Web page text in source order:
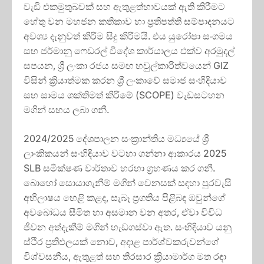
වැඩි එකමුතුබවක් සහ ඇතුළත්භාවයක් ඇති කිරීමට
හේතු වන මහජන කතිකාව හා ප්‍රතිපත්ති සම්පාදනයට
අවශ්‍ය දැනුවත් කිරීම සිදු කිරීමයි. එය යුරෝපා සංගමය
සහ ජර්මානු ෆෙඩරල් විදේශ කාර්යාලය එක්ව අරමුදල්
සපයන, ශ්‍රී ලංකා රජය සමඟ හවුල්කාරිත්වයෙන් GIZ
විසින් ක්‍රියාත්මක කරන ශ්‍රී ලංකාවේ සමාජ සංහිදියාව
සහ සාමය ශක්තිමත් කිරීමේ (SCOPE) වැඩසටහන
මගින් සහය ලබා ගනී.
2024/2025 දේශපාලන සංක්‍රාන්තිය මධ්‍යයේ ශ්‍රී
ලාංකිකයන් සංහිඳියාව වටහා ගන්නා ආකාරය 2025
SLB සමීක්ෂණ වාර්තාව හරහා ග්‍රහණය කර ගනී.
බොහෝ සොයාගැනීම් මගින් වෙනසක් සඳහා පුරවැසි
අභිලාෂය හෙළි කළද, සැබෑ ප්‍රගතිය පිළිබඳ ඔවුන්ගේ
අවබෝධය සීමිත හා අසමාන වන අතර, ඒවා විවිධ
ජීවන අත්දැකීම් මගින් හැඩගස්වා ඇත. සංහිඳියාව යනු
ස්ථිර ප්‍රතිඵලයක් නොව, අදාළ පාර්ශ්වකරුවන්ගේ
විශ්වසනීය, ඇතුළත් සහ තිරසාර ක්‍රියාමාර්ග මත රඳා